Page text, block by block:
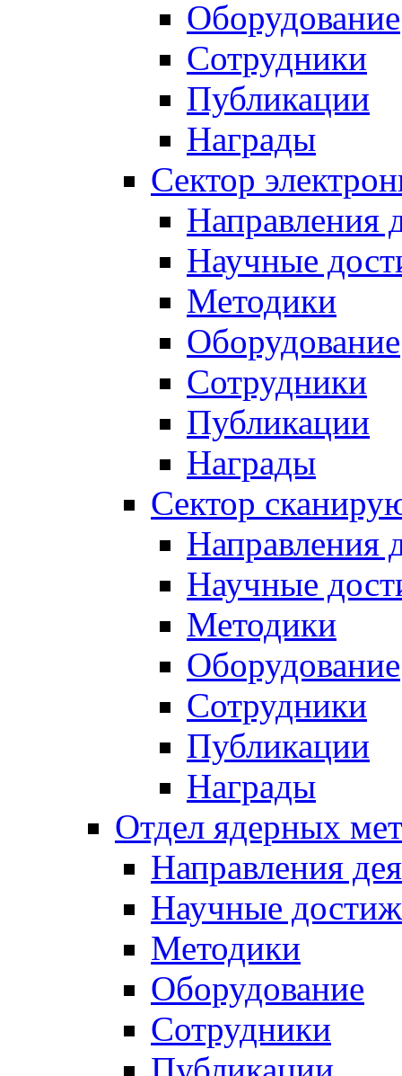
Оборудование
Сотрудники
Публикации
Награды
Сектор
Направления
Научные
Методики
Оборудование
Сотрудники
Публикации
Награды
Сектор
Направления
Научные
Методики
Оборудование
Сотрудники
Публикации
Награды
Отдел ядерных
Направления
Научные
Методики
Оборудование
Сотрудники